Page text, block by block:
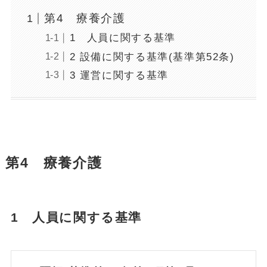
第4 療養介護
1 人員に関する基準
2 設備に関する基準(基準第52条)
3 運営に関する基準
第4 療養介護
1 人員に関する基準